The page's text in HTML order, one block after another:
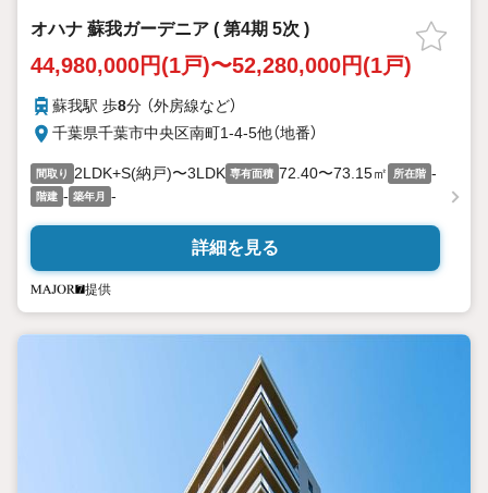
オハナ 蘇我ガーデニア ( 第4期 5次 )
44,980,000円(1戸)〜52,280,000円(1戸)
蘇我駅 歩8分 （外房線など）
千葉県千葉市中央区南町1-4-5他（地番）
間取り 2LDK+S(納戸)〜3LDK 専有面積 72.40〜73.15㎡ 所在階 -
階建 - 築年月 -
詳細を見る
提供